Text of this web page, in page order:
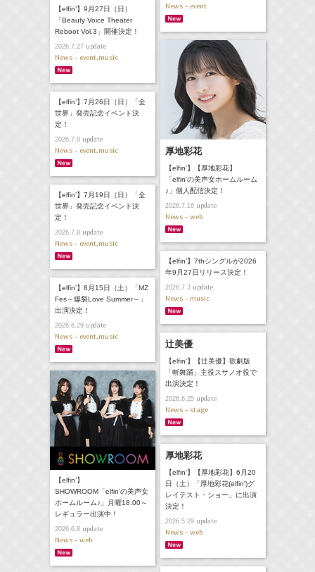
News - event
【elfin’】9月27日（日）
「Beauty Voice Theater
Reboot Vol.3」開催決定！
2026.7.27update
News - event,music
厚地彩花
【elfin'】【厚地彩花】
「elfin'の美声女ホームルーム
♪」個人配信決定！
2026.7.16update
News - web
【elfin’】7月26日（日）「全
世界」発売記念イベント決
定！
2026.7.8update
News - event,music
【elfin’】7月19日（日）「全
世界」発売記念イベント決
定！
2026.7.8update
News - event,music
【elfin’】7thシングルが2026
年9月27日リリース決定！
2026.7.3update
News - music
【elfin’】8月15日（土）「MZ
Fes～爆裂Love Summer～」
出演決定！
2026.6.29update
News - event,music
辻美優
【elfin'】【辻美優】歌劇版
「斬舞踊」主役スサノオ役で
出演決定！
2026.6.25update
News - stage
【elfin’】
SHOWROOM「elfin'の美声女
ホームルーム♪」月曜18:00～
レギュラー出演中！
2026.6.8update
News - web
厚地彩花
【elfin'】【厚地彩花】6月20
日（土）「厚地彩花(elfin')グ
レイテスト・ショー」に出演
決定！
2026.5.29update
News - web